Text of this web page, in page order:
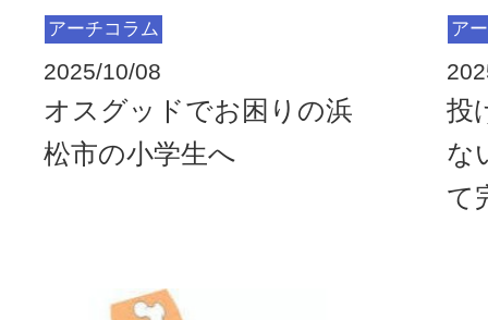
アーチコラム
2025/10/08
オスグッドでお困りの浜
松市の小学生へ
ア
投
な
て